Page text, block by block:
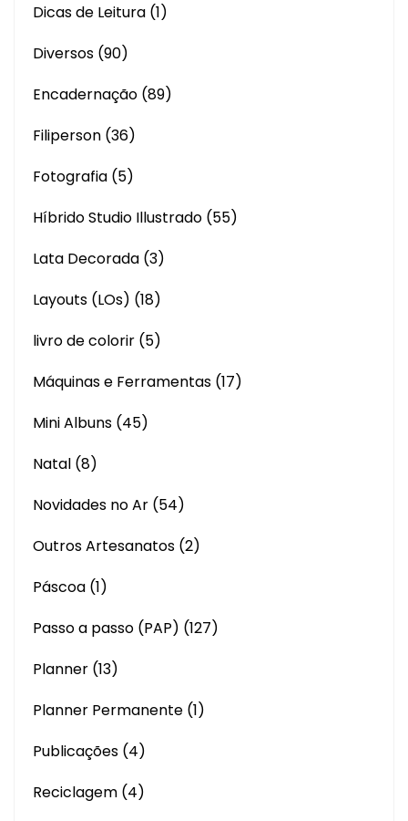
Dicas de Leitura (1)
Diversos (90)
Encadernação (89)
Filiperson (36)
Fotografia (5)
Híbrido Studio Illustrado (55)
Lata Decorada (3)
Layouts (LOs) (18)
livro de colorir (5)
Máquinas e Ferramentas (17)
Mini Albuns (45)
Natal (8)
Novidades no Ar (54)
Outros Artesanatos (2)
Páscoa (1)
Passo a passo (PAP) (127)
Planner (13)
Planner Permanente (1)
Publicações (4)
Reciclagem (4)